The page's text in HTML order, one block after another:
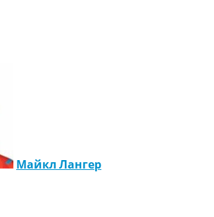
Премьер-Лига
Первая Лига
Таблицы групп
Премьер-Лига
Ла Лига
>>>
Майкл Лангер